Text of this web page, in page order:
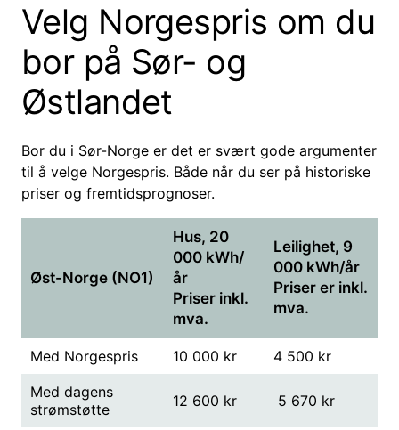
Velg Norgespris om du
bor på Sør- og
Østlandet
Bor du i Sør-Norge er det er svært gode argumenter
til å velge Norgespris. Både når du ser på historiske
priser og fremtidsprognoser.
Øst-Norge (NO1)
Hus, 20
000 kWh/
år
Priser inkl.
mva.
Leilighet, 9
000 kWh/år
Priser er inkl.
mva.
Med Norgespris 10 000 kr
4 500 kr
Med dagens
strømstøtte
12 600 kr 5 670 kr